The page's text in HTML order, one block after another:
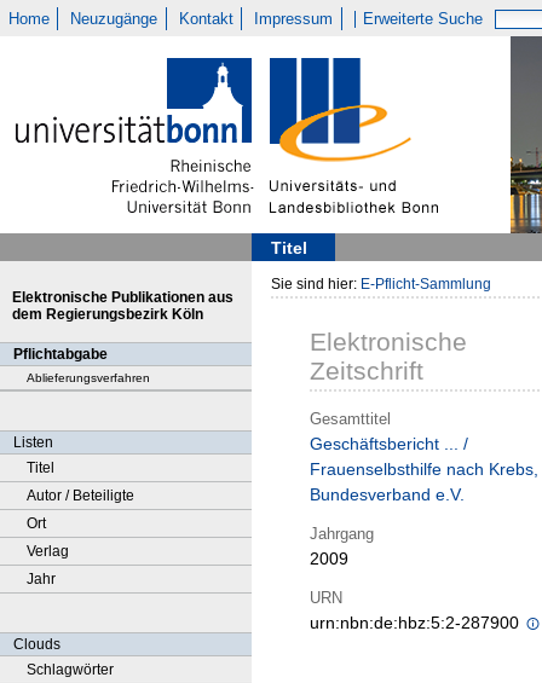
Home Neuzugänge Kontakt Impressum Erweiterte Suche
Titel
Elektronische Publikationen aus
dem Regierungsbezirk Köln
Pflichtabgabe
Ablieferungsverfahren
Listen
Titel
Autor / Beteiligte
Ort
Verlag
Jahr
Clouds
Schlagwörter
Sie sind hier: E-Pflicht-Sammlung
Elektronische
Zeitschrift
Gesamttitel
Geschäftsbericht ... /
Frauenselbsthilfe nach Krebs,
Bundesverband e.V.
Jahrgang
2009
URN
urn:nbn:de:hbz:5:2-287900